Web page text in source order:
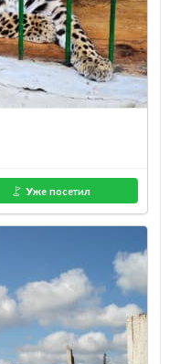
Уже посетил